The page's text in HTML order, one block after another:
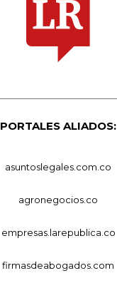
PORTALES ALIADOS:
asuntoslegales.com.co
agronegocios.co
empresas.larepublica.co
firmasdeabogados.com